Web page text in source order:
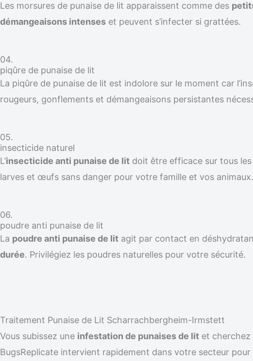
Les morsures de punaise de lit apparaissent comme des
démangeaisons intenses et peuvent s’infecter si grattées.
04.
piqûre de punaise de lit
La piqûre de punaise de lit est indolore sur le moment car
rougeurs, gonflements et démangeaisons persistantes
05.
insecticide naturel
L’insecticide anti punaise de lit doit être efficace sur tous
larves et œufs sans danger pour votre famille et vos animaux.
06.
poudre anti punaise de lit
La poudre anti punaise de lit agit par contact en
durée. Privilégiez les poudres naturelles pour votre sécurité.
Traitement Punaise de Lit Scharrachbergheim-Irmstett
Vous subissez une infestation de punaises de lit et cherchez
BugsReplicate intervient rapidement dans votre secteur pour